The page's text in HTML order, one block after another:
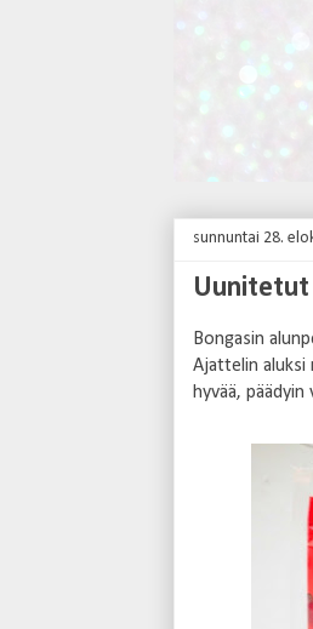
sunnuntai 28.
Uunitetut
Bongasin
Ajattelin aluksi
hyvää,